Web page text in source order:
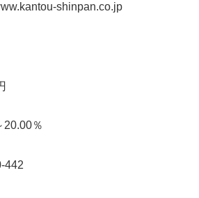
shinpan.co.jp
20.00％
442